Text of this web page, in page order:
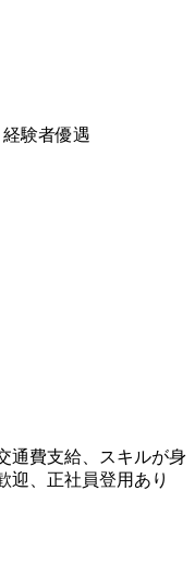
験者優遇
通費支給、スキルが身
迎、正社員登用あり